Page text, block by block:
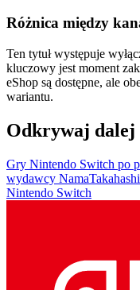
Różnica między
Ten tytuł występuje
kluczowy jest moment
eShop są dostępne, ale
wariantu.
Odkrywaj dalej
Gry Nintendo Switch po
wydawcy NamaTakahashi
Nintendo Switch